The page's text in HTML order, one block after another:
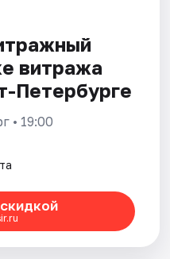
витража
Петербурге
• 19:00